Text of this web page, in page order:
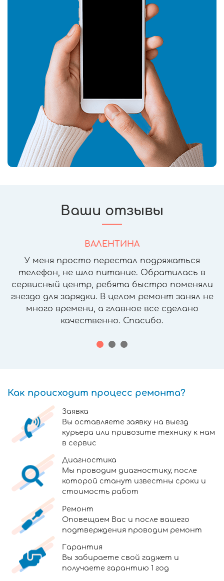
Ваши отзывы
ВАЛЕНТИНА
У меня просто перестал подряжаться
телефон, не шло питание. Обратилась в
сервисный центр, ребята быстро поменяли
гнездо для зарядки. В целом ремонт занял не
много времени, а главное все сделано
качественно. Спасибо.
Как происходит процесс ремонта?
Заявка
Вы оставляете заявку на выезд
курьера или привозите технику к нам
в сервис
Диагностика
Мы проводим диагностику, после
которой станут известны сроки и
стоимость работ
Ремонт
Оповещаем Вас и после вашего
подтверждения проводим ремонт
Гарантия
Вы забираете свой гаджет и
получаете гарантию 1 год